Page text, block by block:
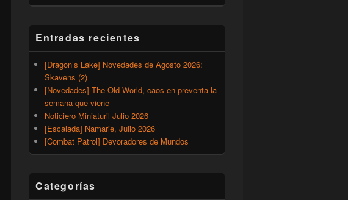
Entradas recientes
[Dragon’s Lake] Novedades de Agosto 2026:
Skavens (2)
[Novedades] The Old World, caos en preventa la
semana que viene
Noticiero Miniaturil Julio 2026
[Escalada] Namarie, Julio 2026
[Combat Patrol] Devoradores de Mundos
Categorías